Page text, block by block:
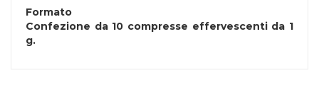
Formato
Confezione da 10 compresse effervescenti da 1
g.